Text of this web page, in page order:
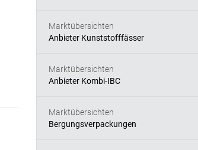
Marktübersichten
Anbieter Kunststofffässer
Marktübersichten
Anbieter Kombi-IBC
Marktübersichten
Bergungsverpackungen